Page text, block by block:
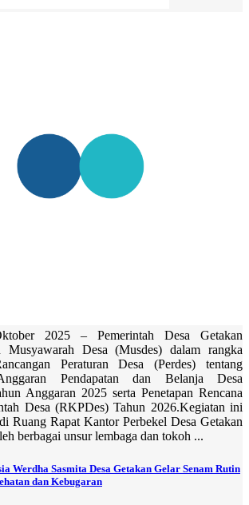
2025 – Pemerintah Desa Getakan
Musyawarah Desa (Musdes) dalam rangka
Peraturan Desa (Perdes) tentang
Pendapatan dan Belanja Desa
Anggaran 2025 serta Penetapan Rencana
Desa (RKPDes) Tahun 2026.Kegiatan ini
Ruang Rapat Kantor Perbekel Desa Getakan
berbagai unsur lembaga dan tokoh ...
Werdha Sasmita Desa Getakan Gelar Senam Rutin
dan Kebugaran